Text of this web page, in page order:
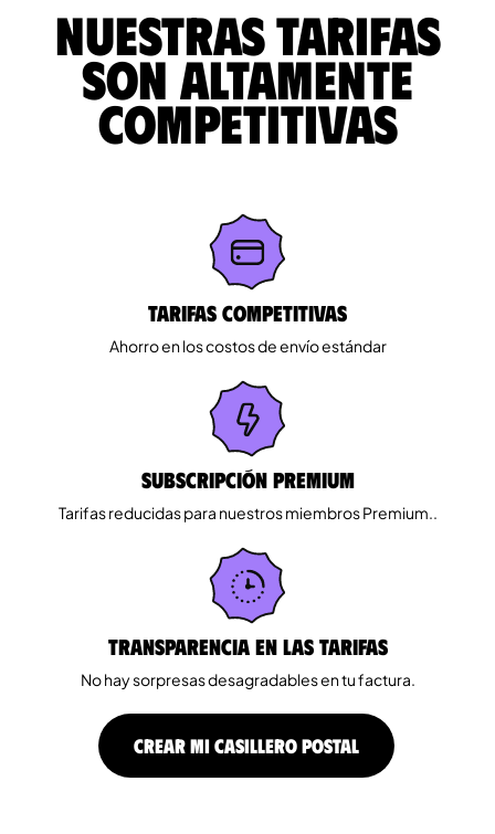
Nuestras tarifas
son altamente
competitivas
Tarifas competitivas
Ahorro en los costos de envío estándar
Subscripción Premium
Tarifas reducidas para nuestros miembros Premium..
Transparencia en las tarifas
No hay sorpresas desagradables en tu factura.
CREAR MI CASILLERO POSTAL